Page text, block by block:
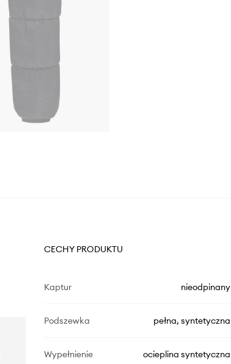
CECHY PRODUKTU
Kaptur nieodpinany
Podszewka pełna, syntetyczna
Wypełnienie ocieplina syntetyczna